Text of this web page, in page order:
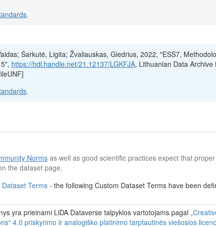
.
Šarkutė, Ligita; Žvaliauskas, Giedrius, 2022, "ESS7,
https://hdl.handle.net/21.12137/LGKFJA, Lithuanian Data Archive
.
Normsas well as good scientific practices expect that
the dataset page.
Terms - the following Custom Dataset Terms have been
yra prieinami LiDA Dataverse talpyklos vartotojams pagal
4.0 priskyrimo ir analogiško platinimo tarptautinės viešosios